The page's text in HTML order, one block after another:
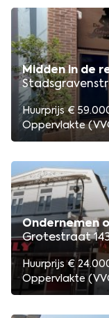
Midden in de
Huurprijs €
Oppervlakte
Ondernemen
Grotestraat
Huurprijs €
Oppervlakte